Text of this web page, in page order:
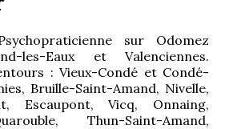
sur Odomez
les-Eaux et Valenciennes.
: Vieux-Condé et Condé-
Bruille-Saint-Amand, Nivelle,
Escaupont, Vicq, Onnaing,
Thun-Saint-Amand,